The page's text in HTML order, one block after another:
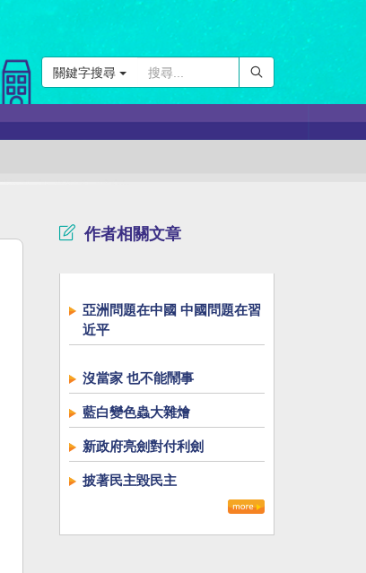
關鍵字搜尋
作者相關文章
亞洲問題在中國 中國問題在習
近平
沒當家 也不能鬧事
藍白變色蟲大雜燴
新政府亮劍對付利劍
披著民主毀民主